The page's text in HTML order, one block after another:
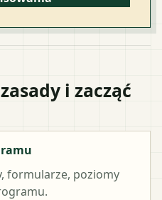
i zacząć
formularze, poziomy